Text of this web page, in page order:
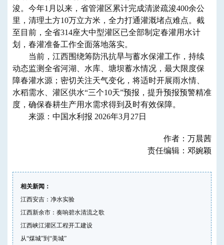
浚。今年1月以来，省管灌区累计完成清淤疏浚400余公
里，清理土方10万立方米，全力打通灌溉堵点难点。截
至目前，全省314座大中型灌区已全部制定春灌用水计
划，春灌准备工作全面落地落实。
当前，江西围绕筹防汛抗旱与蓄水保灌工作，持续
动态监测全省河湖、水库、塘坝蓄水情况，最大限度保
障春灌水源；密切关注天气变化，将适时开展雨水情、
水稻需水、灌区供水“三个10天”预报，提升预报预警精准
度，确保春耕生产用水需求得到及时有效保障。
来源：中国水利报 2026年3月27日
作者：万晨茜
责任编辑：邓婉颖
相关新闻：
江西安吉：净水实验
江西新余市：奏响碧水清流之歌
江西峡江灌区工程开工建设
从“煤城”到“美城”